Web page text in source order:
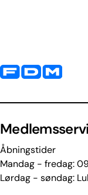
Yderligere
Åbningstider
Mandag - fredag:
Lørdag - søndag: